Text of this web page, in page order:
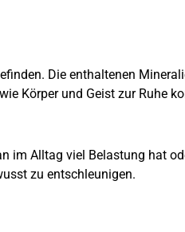
Die enthaltenen
Körper und Geist zur Ruhe
im Alltag viel Belastung hat
zu entschleunigen.